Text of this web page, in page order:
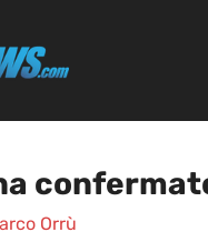
Orrù